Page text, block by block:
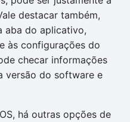
destacar também,
aba do aplicativo,
às configurações do
checar informações
versão do software e
há outras opções de